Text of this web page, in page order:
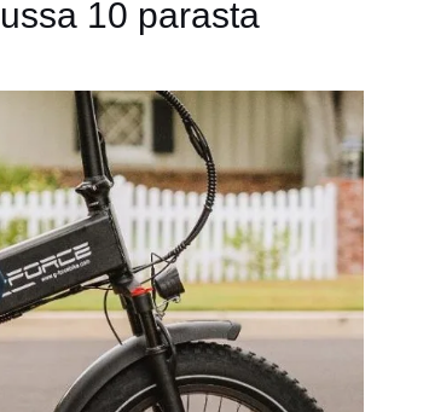
10 parasta